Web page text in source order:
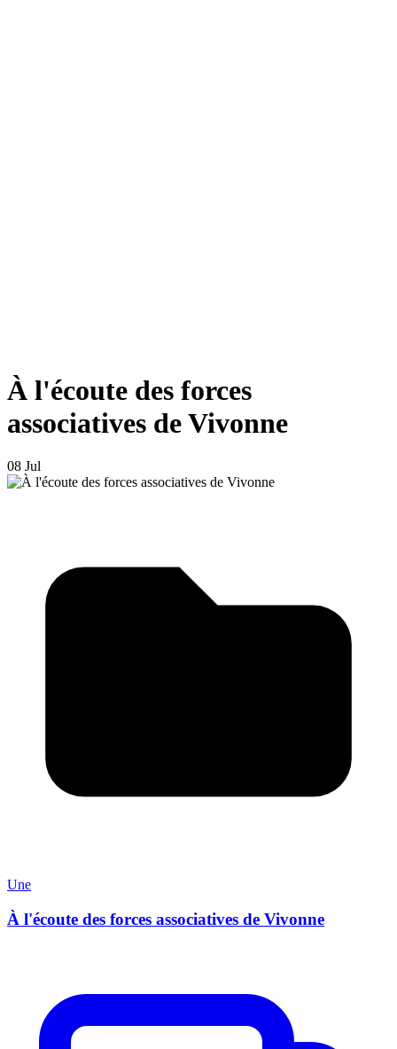
À l'écoute des forces
associatives de Vivonne
08 Jul
Une
À l'écoute des forces associatives de Vivonne